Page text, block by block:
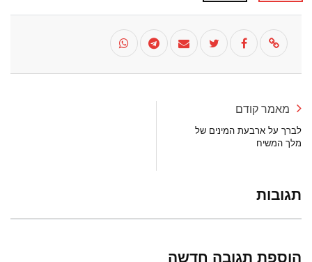
מאמר קודם
לברך על ארבעת המינים של
מלך המשיח
תגובות
הוספת תגובה חדשה